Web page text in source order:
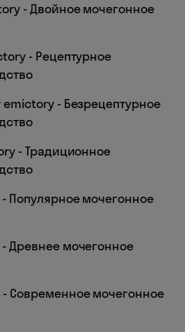
- Двойное мочегонное
- Рецептурное
- Безрецептурное
- Традиционное
Популярное мочегонное
Древнее мочегонное
Современное мочегонное